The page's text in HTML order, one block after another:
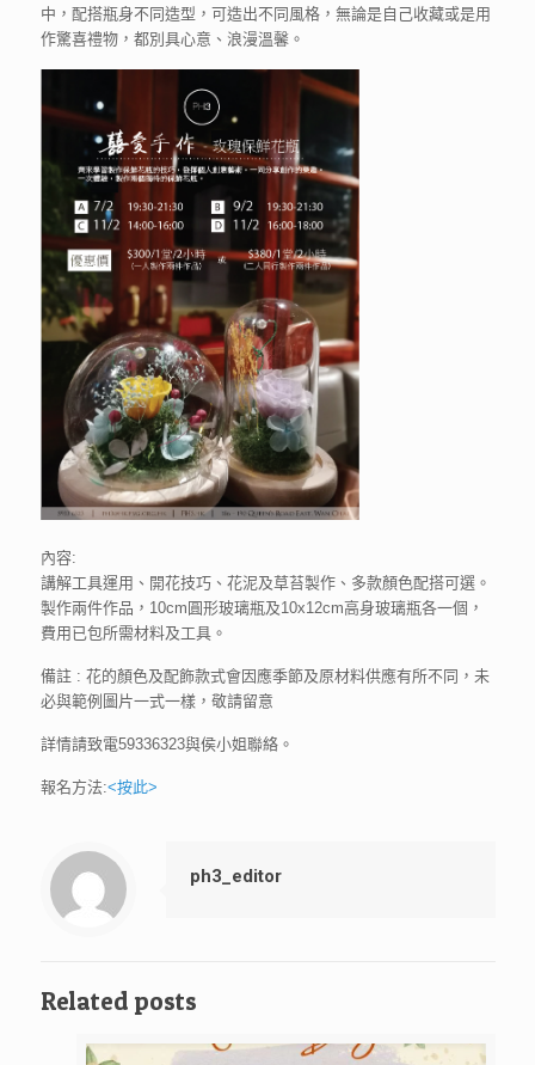
中，配搭瓶身不同造型，可造出不同風格，無論是自己收藏或是用
作驚喜禮物，都別具心意、浪漫溫馨。
內容:
講解工具運用、開花技巧、花泥及草苔製作、多款顏色配搭可選。
製作兩件作品，10cm圓形玻璃瓶及10x12cm高身玻璃瓶各一個，
費用已包所需材料及工具。
備註 : 花的顏色及配飾款式會因應季節及原材料供應有所不同，未
必與範例圖片一式一樣，敬請留意
詳情請致電59336323與侯小姐聯絡。
報名方法:<按此>
ph3_editor
Related posts